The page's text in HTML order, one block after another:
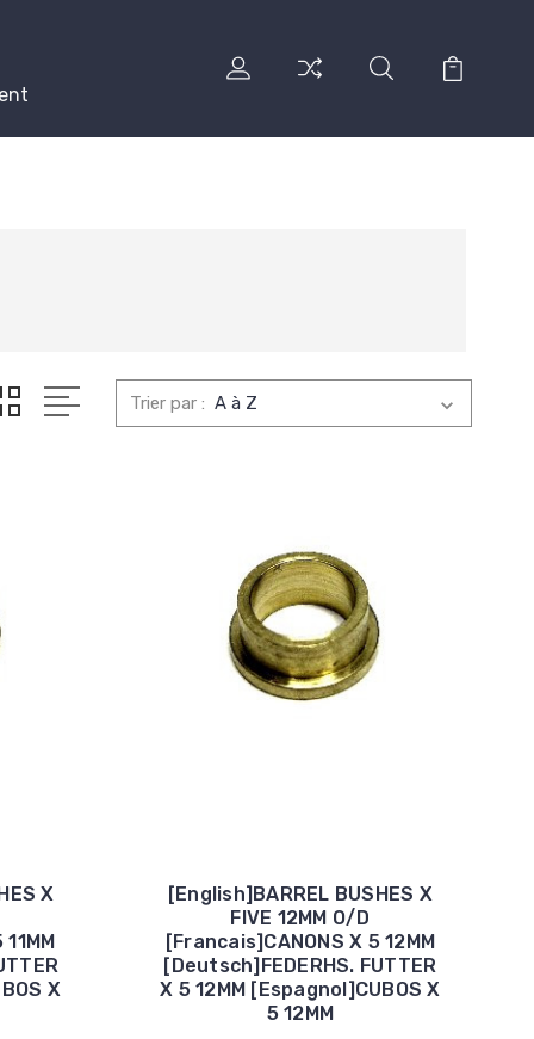
Trier par :
X
X
[English]BARREL BUSHES X
FIVE 12MM O/D
[Francais]CANONS X 5 12MM
[Deutsch]FEDERHS. FUTTER
X 5 12MM [Espagnol]CUBOS X
5 12MM